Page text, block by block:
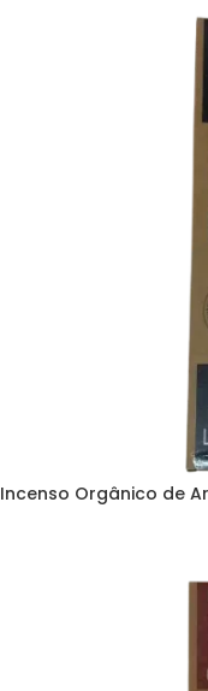
Incenso Orgânico de